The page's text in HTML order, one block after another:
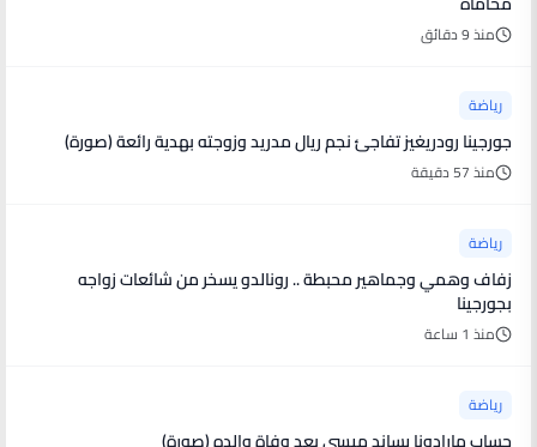
منذ 9 دقائق
رياضة
جورجينا رودريغيز تفاجئ نجم ريال مدريد وزوجته بهدية رائعة (صورة)
منذ 57 دقيقة
رياضة
زفاف وهمي وجماهير محبطة .. رونالدو يسخر من شائعات زواجه
بجورجينا
منذ 1 ساعة
رياضة